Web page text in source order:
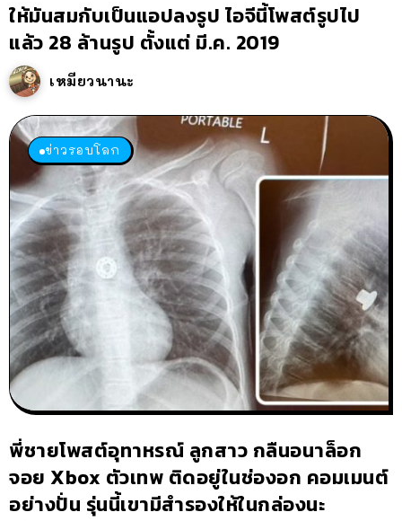
ให้มันสมกับเป็นแอปลงรูป ไอจีนี้โพสต์รูปไป
แล้ว 28 ล้านรูป ตั้งแต่ มี.ค. 2019
เหมียวนานะ
ข่าวรอบโลก
พี่ชายโพสต์อุทาหรณ์ ลูกสาว กลืนอนาล็อก
จอย Xbox ตัวเทพ ติดอยู่ในช่องอก คอมเมนต์
อย่างปั่น รุ่นนี้เขามีสำรองให้ในกล่องนะ